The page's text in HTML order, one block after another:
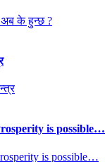
is possible…